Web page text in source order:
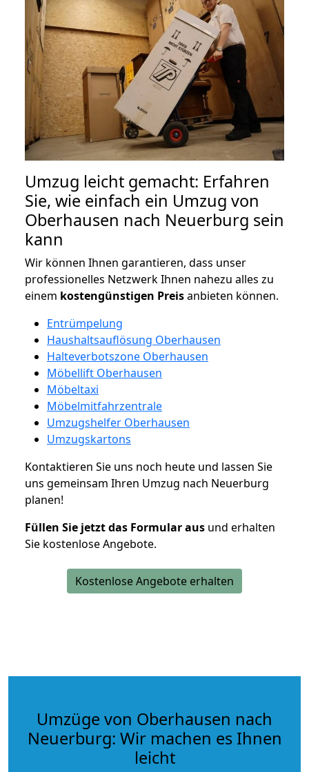
Umzug leicht gemacht: Erfahren
Sie, wie einfach ein Umzug von
Oberhausen nach Neuerburg sein
kann
Wir können Ihnen garantieren, dass unser
professionelles Netzwerk Ihnen nahezu alles zu
einem kostengünstigen Preisanbieten können.
Entrümpelung
Haushaltsauflösung Oberhausen
Halteverbotszone Oberhausen
Möbellift Oberhausen
Möbeltaxi
Möbelmitfahrzentrale
Umzugshelfer Oberhausen
Umzugskartons
Kontaktieren Sie uns noch heute und lassen Sie
uns gemeinsam Ihren Umzug nach Neuerburg
planen!
Füllen Sie jetzt das Formular aus und erhalten
Sie kostenlose Angebote.
Kostenlose Angebote erhalten
Umzüge von Oberhausen nach
Neuerburg: Wir machen es Ihnen
leicht